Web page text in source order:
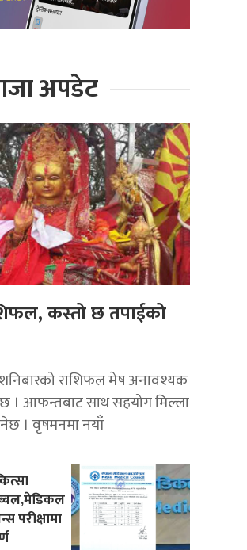
अपडेट
कस्तो छ तपाईको
राशिफल मेष अनावश्यक
। आफन्तबाट साथ सहयोग मिल्ला
। वृषमनमा नयाँ
परीक्षामा